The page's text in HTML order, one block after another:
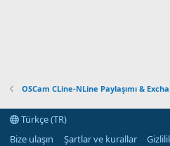
OSCam CLine-NLine Paylaşımı &
Türkçe (TR)
Bize ulaşın
Şartlar ve kurallar